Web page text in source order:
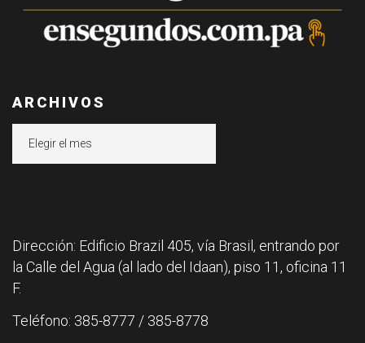
ARCHIVOS
Dirección: Edificio Brazil 405, vía Brasil, entrando por
la Calle del Agua (al lado del Idaan), piso 11, oficina 11
F.
Teléfono: 385-8777 / 385-8778